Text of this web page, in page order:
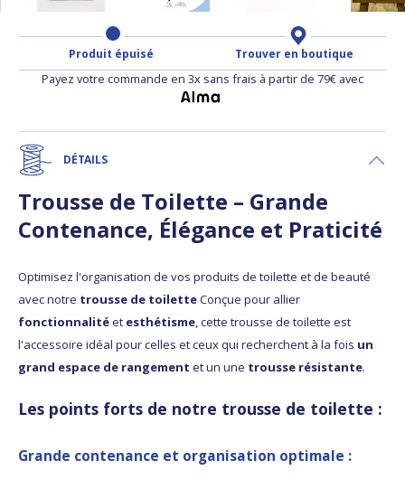
Produit épuisé Trouver en boutique
Payez votre commande en 3x sans frais à partir de 79€ avec
DÉTAILS
Trousse de Toilette – Grande
Contenance, Élégance et Praticité
Optimisez l'organisation de vos produits de toilette et de beauté
avec notre trousse de toiletteConçue pour allier
fonctionnalitéet esthétisme, cette trousse de toilette est
l'accessoire idéal pour celles et ceux qui recherchent à la fois un
grand espace de rangement et un une trousse résistante.
Les points forts de notre trousse de toilette :
Grande contenance et organisation optimale :